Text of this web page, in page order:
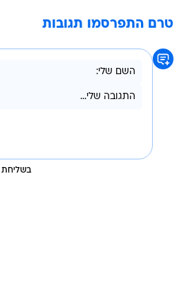
טרם התפרסמו תגובות
בשליחת